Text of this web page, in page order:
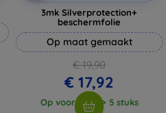
3mk Silverprotection+
beschermfolie
Op maat gemaakt
€ 19,90
€ 17,92
Op voorraad: > 5 stuks